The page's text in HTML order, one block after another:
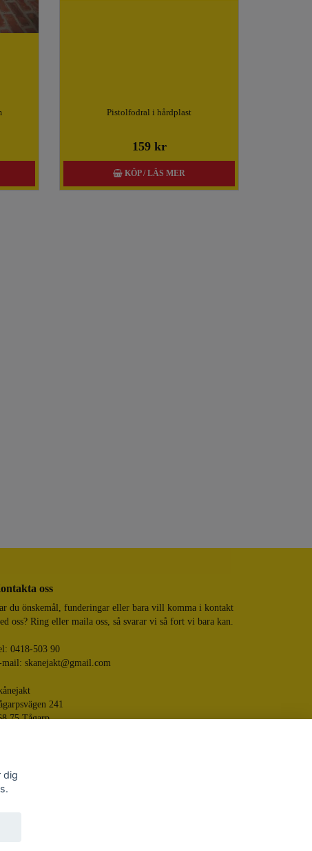
Pistolfodral i hårdplast
159 kr
KÖP / LÄS MER
oss
du önskemål, funderingar eller bara vill komma i kontakt
oss? Ring eller maila oss, så svarar vi så fort vi bara kan.
0418-503 90
mail:skanejakt@gmail.com
241
75 Tågarp
dig